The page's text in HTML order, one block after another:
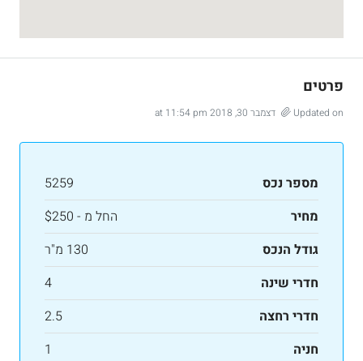
פרטים
Updated on דצמבר 30, 2018 at 11:54 pm
מספר נכס
5259
מחיר
החל מ - $250
גודל הנכס
130 מ"ר
חדרי שינה
4
חדרי רחצה
2.5
חניה
1